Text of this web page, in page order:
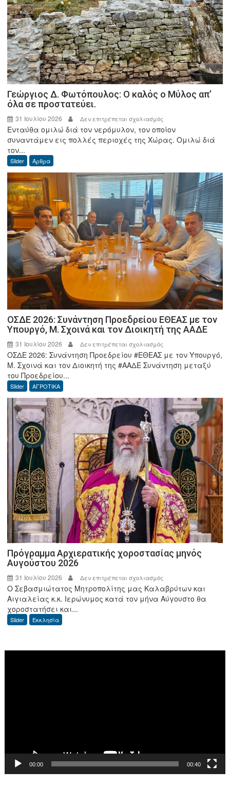
Γεώργιος Δ. Φωτόπουλος: Ο καλός ο Μύλος απ’
όλα σε προστατεύει.
31 Ιουλίου 2026 Δεν επιτρέπεται σχολιασμός
Γεώργιος
Δ.
καλός
Μύλος
απ’
όλα
σε
προστατεύει.
Ενταύθα ομιλώ διά τον νερόμυλον, τον οποίον
συναντάμεν εις πολλές περιοχές της Χώρας. Ομιλώ διά
τον...
Slider Άρθρα
ΟΣΔΕ 2026: Συνάντηση Προεδρείου ΕΘΕΑΣ με τον
Υπουργό, Μ. Σχοινά και τον Διοικητή της ΑΑΔΕ
31 Ιουλίου 2026 Δεν επιτρέπεται σχολιασμός
ΟΣΔΕ
2026:
ΕΘΕΑΣ
με
τον
Υπουργό,
Μ.
Σχοινά
και
τον
Διοικητή
της
ΑΑΔΕ
ΟΣΔΕ 2026: Συνάντηση Προεδρείου #ΕΘΕΑΣ με τον Υπουργό,
Μ. Σχοινά και τον Διοικητή της #ΑΑΔΕ Συνάντηση μεταξύ
του Προεδρείου...
Slider ΑΓΡΟΤΙΚΑ
Πρόγραμμα Αρχιερατικής χοροστασίας μηνός
Αυγούστου 2026
31 Ιουλίου 2026 Δεν επιτρέπεται σχολιασμός
Πρόγραμμα
Αρχιερατικής
Ο Σεβασμιώτατος Μητροπολίτης μας Καλαβρύτων και
Αιγιαλείας κ.κ. Ιερώνυμος κατά τον μήνα Αύγουστο θα
χοροστατήσει και...
Slider Εκκλησία
00:00 00:40